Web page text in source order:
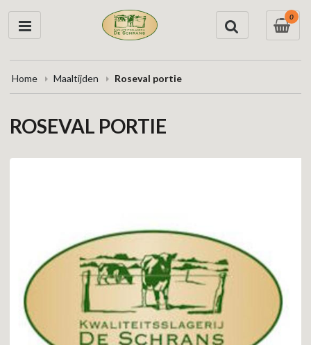
0
Home Maaltijden Roseval portie
ROSEVAL PORTIE